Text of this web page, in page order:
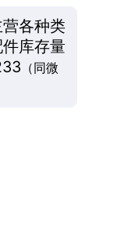
各种类
库存量
（同微